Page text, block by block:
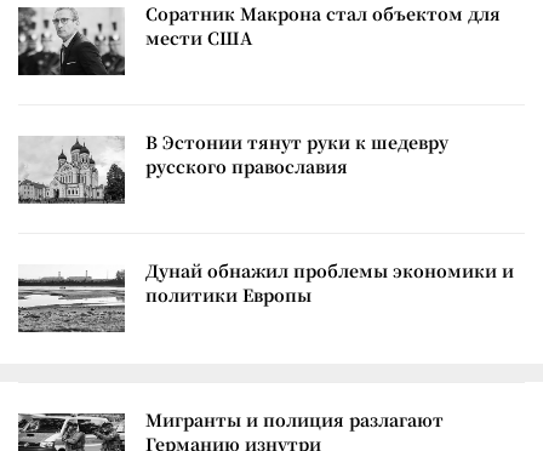
Соратник Макрона стал объектом для
мести США
В Эстонии тянут руки к шедевру
русского православия
Дунай обнажил проблемы экономики и
политики Европы
Мигранты и полиция разлагают
Германию изнутри